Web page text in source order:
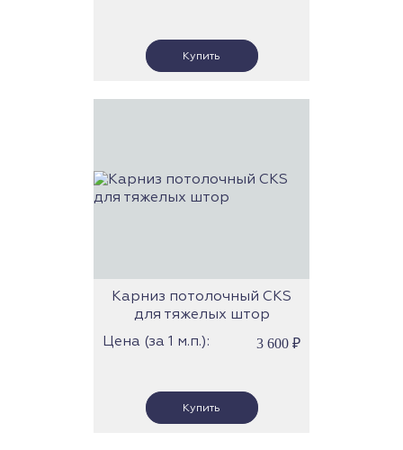
Карниз потолочный CKS
для тяжелых штор
Цена (за 1 м.п.):
3 600 ₽